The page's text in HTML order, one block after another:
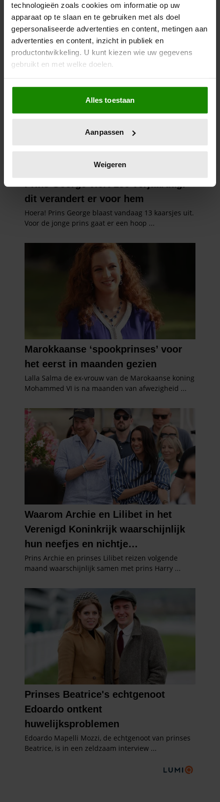
technologieën zoals cookies om informatie op uw
apparaat op te slaan en te gebruiken met als doel
gepersonaliseerde advertenties en content, metingen aan
advertenties en content, inzicht in publiek en
productontwikkeling. U kunt kiezen wie uw gegevens
gebruikt en met welke doelen.
Als u het toestaat, willen we ook graag:
Informatie verzamelen over uw geografische
locatie, die tot een paar meter nauwkeurig kan zijn
scannen op specifieke eigenschappen (fingerprinting)
verwerkt en stel uw voorkeuren in het
intrekken in de Cookieverklaring.
We gebruiken cookies om content en advertenties te
personaliseren, om functies voor social media te bieden
informatie over uw gebruik van onze site met onze
partners voor social media, adverteren en analyse. Deze
partners kunnen deze gegevens combineren met andere
informatie die u aan ze heeft verstrekt of die ze hebben
verzameld op basis van uw gebruik van hun services. U
gaat akkoord met onze cookies als u onze website blijft
Alles toestaan
Aanpassen
Weigeren